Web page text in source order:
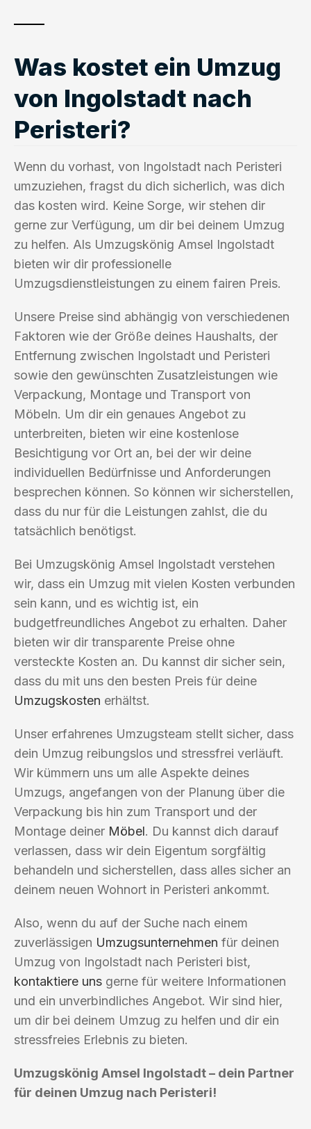
Was kostet ein Umzug
von Ingolstadt nach
Peristeri?
Wenn du vorhast, von Ingolstadt nach Peristeri
umzuziehen, fragst du dich sicherlich, was dich
das kosten wird. Keine Sorge, wir stehen dir
gerne zur Verfügung, um dir bei deinem Umzug
zu helfen. Als Umzugskönig Amsel Ingolstadt
bieten wir dir professionelle
Umzugsdienstleistungen zu einem fairen Preis.
Unsere Preise sind abhängig von verschiedenen
Faktoren wie der Größe deines Haushalts, der
Entfernung zwischen Ingolstadt und Peristeri
sowie den gewünschten Zusatzleistungen wie
Verpackung, Montage und Transport von
Möbeln. Um dir ein genaues Angebot zu
unterbreiten, bieten wir eine kostenlose
Besichtigung vor Ort an, bei der wir deine
individuellen Bedürfnisse und Anforderungen
besprechen können. So können wir sicherstellen,
dass du nur für die Leistungen zahlst, die du
tatsächlich benötigst.
Bei Umzugskönig Amsel Ingolstadt verstehen
wir, dass ein Umzug mit vielen Kosten verbunden
sein kann, und es wichtig ist, ein
budgetfreundliches Angebot zu erhalten. Daher
bieten wir dir transparente Preise ohne
versteckte Kosten an. Du kannst dir sicher sein,
dass du mit uns den besten Preis für deine
Umzugskosten erhältst.
Unser erfahrenes Umzugsteam stellt sicher, dass
dein Umzug reibungslos und stressfrei verläuft.
Wir kümmern uns um alle Aspekte deines
Umzugs, angefangen von der Planung über die
Verpackung bis hin zum Transport und der
Montage deiner Möbel. Du kannst dich darauf
verlassen, dass wir dein Eigentum sorgfältig
behandeln und sicherstellen, dass alles sicher an
deinem neuen Wohnort in Peristeri ankommt.
Also, wenn du auf der Suche nach einem
zuverlässigen Umzugsunternehmen für deinen
Umzug von Ingolstadt nach Peristeri bist,
kontaktiere uns gerne für weitere Informationen
und ein unverbindliches Angebot. Wir sind hier,
um dir bei deinem Umzug zu helfen und dir ein
stressfreies Erlebnis zu bieten.
Umzugskönig Amsel Ingolstadt – dein Partner
für deinen Umzug nach Peristeri!